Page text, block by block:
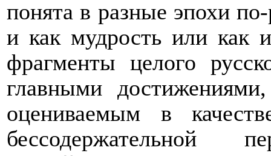
понята в разные эпохи
и как мудрость или как
фрагменты целого
главными
оцениваемым в
бессодержательной